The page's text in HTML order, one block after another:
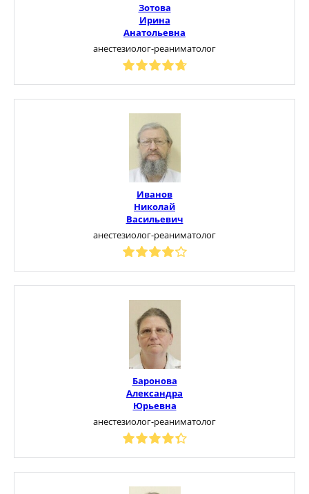
Зотова
Ирина
Анатольевна
анестезиолог-реаниматолог
Иванов
Николай
Васильевич
анестезиолог-реаниматолог
Баронова
Александра
Юрьевна
анестезиолог-реаниматолог